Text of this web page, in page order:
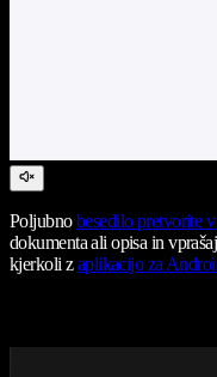
Poljubnobesedilo pretvorite
dokumenta ali opisa in
kjerkoli zaplikacijo za